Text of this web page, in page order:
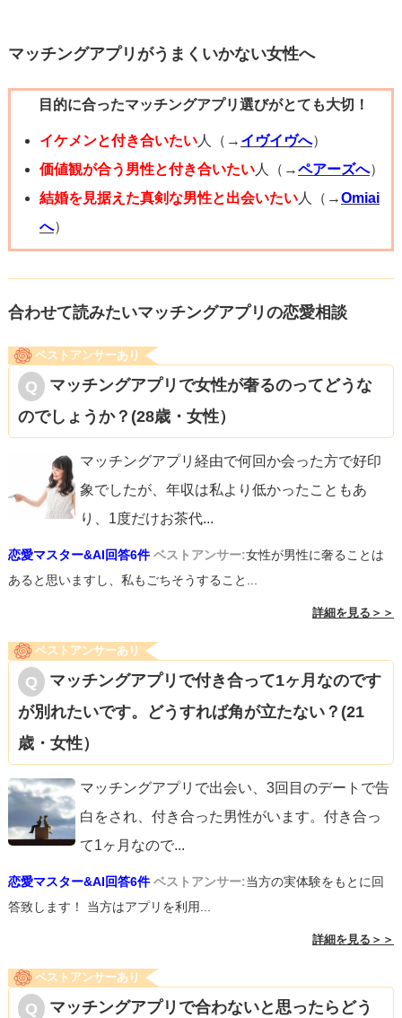
マッチングアプリがうまくいかない女性へ
目的に合ったマッチングアプリ選びがとても大切！
イケメンと付き合いたい人（→ イヴイヴへ）
価値観が合う男性と付き合いたい人（→ペアーズへ）
結婚を見据えた真剣な男性と出会いたい人（→Omiai
へ）
合わせて読みたいマッチングアプリの恋愛相談
ベストアンサーあり
マッチングアプリで女性が奢るのってどうな
のでしょうか？(28歳・女性）
マッチングアプリ経由で何回か会った方で好印
象でしたが、年収は私より低かったこともあ
り、1度だけお茶代...
恋愛マスター&AI回答6件 ベストアンサー:女性が男性に奢ることは
あると思いますし、私もごちそうすること...
詳細を見る＞＞
ベストアンサーあり
マッチングアプリで付き合って1ヶ月なのです
が別れたいです。どうすれば角が立たない？(21
歳・女性）
マッチングアプリで出会い、3回目のデートで告
白をされ、付き合った男性がいます。付き合っ
て1ヶ月なので...
恋愛マスター&AI回答6件 ベストアンサー:当方の実体験をもとに回
答致します！ 当方はアプリを利用...
詳細を見る＞＞
ベストアンサーあり
マッチングアプリで合わないと思ったらどう